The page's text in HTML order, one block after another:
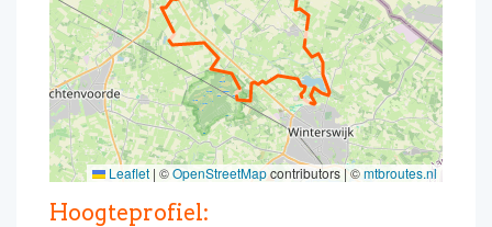
Leaflet | ©OpenStreetMapcontributors | ©mtbroutes.nl
Hoogteprofiel: